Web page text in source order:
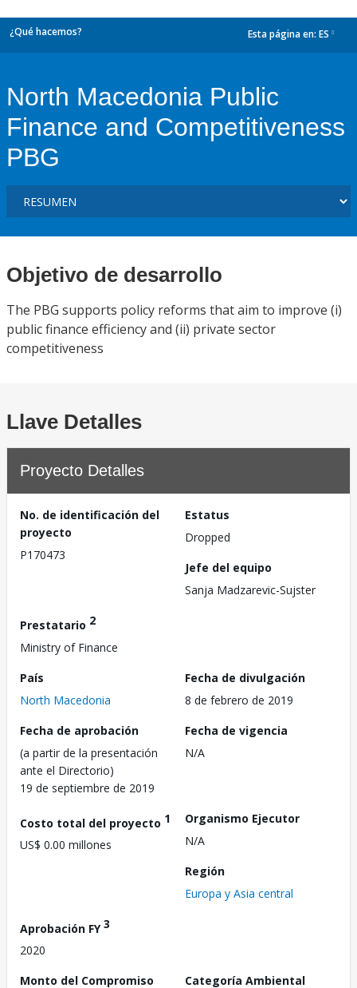
¿Qué hacemos? Esta página en: ES
North Macedonia Public
Finance and Competitiveness
PBG
Objetivo de desarrollo
The PBG supports policy reforms that aim to improve (i)
public finance efficiency and (ii) private sector
competitiveness
Llave Detalles
Proyecto Detalles
No. de identificación del
proyecto
P170473
Estatus
Dropped
Jefe del equipo
Sanja Madzarevic-Sujster
Prestatario 2
Ministry of Finance
País
North Macedonia
Fecha de divulgación
8 de febrero de 2019
Fecha de aprobación
(a partir de la presentación
ante el Directorio)
19 de septiembre de 2019
Fecha de vigencia
N/A
Costo total del proyecto 1
US$ 0.00 millones
Organismo Ejecutor
N/A
Región
Europa y Asia central
Aprobación FY3
2020
Monto del Compromiso
Categoría Ambiental